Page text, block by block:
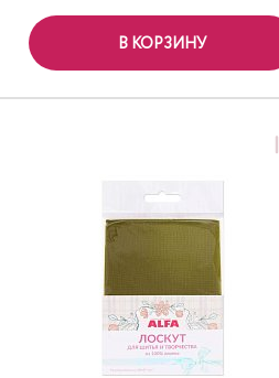
В КОРЗИНУ